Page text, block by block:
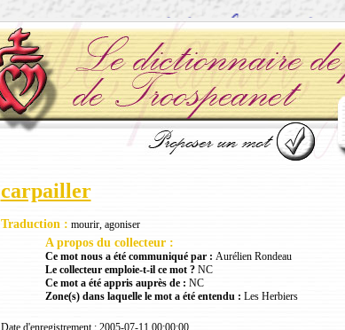
carpailler
Traduction : mourir, agoniser
A propos du collecteur :
Ce mot nous a été communiqué par : Aurélien Rondeau
Le collecteur emploie-t-il ce mot ?NC
Ce mot a été appris auprès de : NC
Zone(s) dans laquelle le mot a été entendu : Les Herbiers
Date d'enregistrement : 2005-07-11 00:00:00